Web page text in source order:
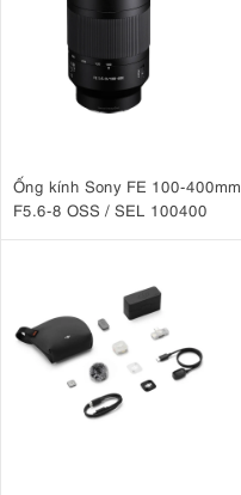
Ống kính Sony FE 100-400mm
F5.6-8 OSS / SEL 100400